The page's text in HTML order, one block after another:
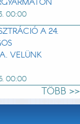
00:00
A 24.
VELÜNK
00:00
TÖBB >>